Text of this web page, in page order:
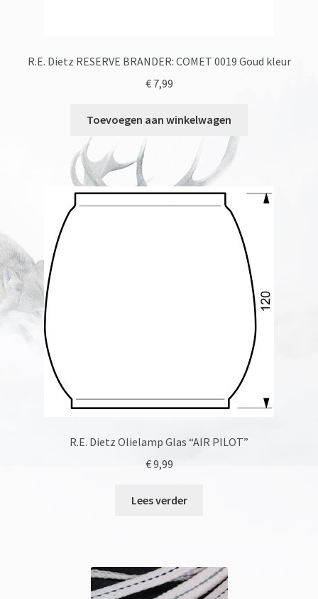
R.E. Dietz RESERVE BRANDER: COMET 0019 Goud kleur
€7,99
Toevoegen aan winkelwagen
R.E. Dietz Olielamp Glas “AIR PILOT”
€9,99
Lees verder